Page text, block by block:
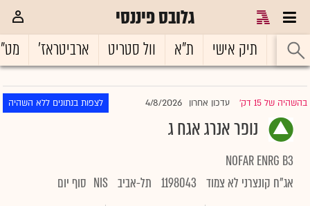
גלובס פיננסי
ראשי תיק אישי ת"א וול סטריט ארביטראז'
בהשהיה של 15 דק' |עדכון אחרון 4/8/2026 לצפות בנתונים ללא השהיה
נופר אנרג אגח ג
NOFAR ENRG B3
אג"ח קונצרני לא צמוד 1198043 תל-אביב NIS סוף יום